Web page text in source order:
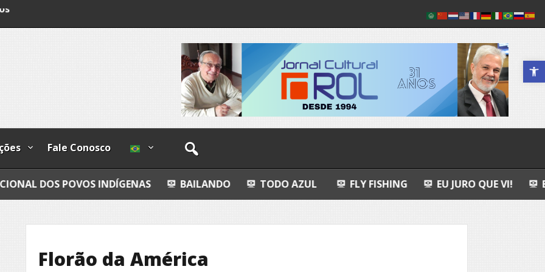
Abrir a
Fale Conosco
INDÍGENAS BAILANDO TODO AZUL FLY FISHING EU JURO QUE VI! EPITAFIO
Florão da América